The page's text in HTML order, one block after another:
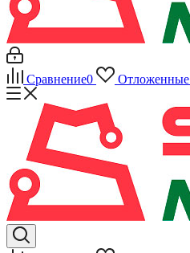
Сравнение0 Отложенные